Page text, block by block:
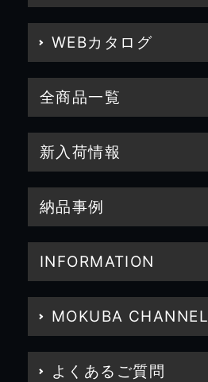
WEBカタログ
全商品一覧
新入荷情報
納品事例
INFORMATION
MOKUBA CHANNEL
よくあるご質問